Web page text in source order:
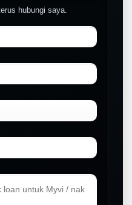
hubungi saya.